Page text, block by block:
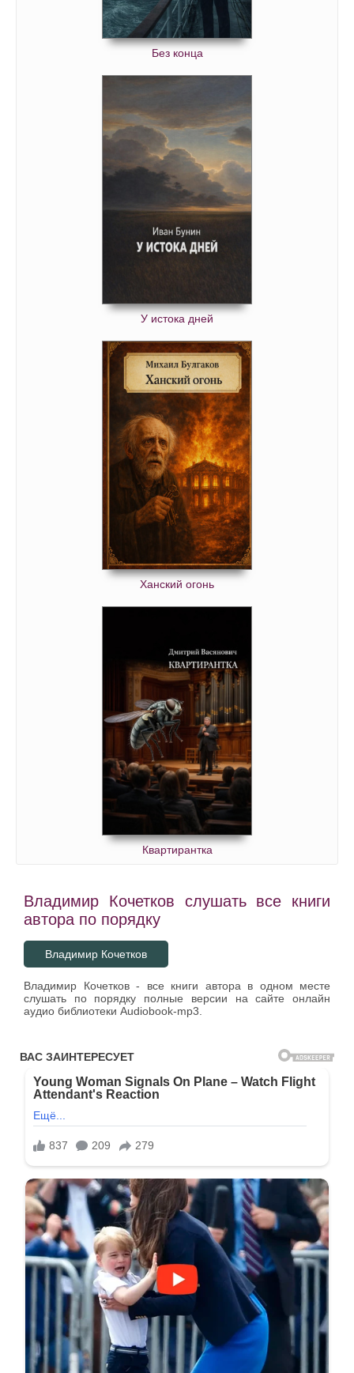
Без конца
У истока дней
Ханский огонь
Квартирантка
Владимир Кочетков слушать все книги
автора по порядку
Владимир Кочетков
Владимир Кочетков - все книги автора в одном месте
слушать по порядку полные версии на сайте онлайн
аудио библиотеки Audiobook-mp3.